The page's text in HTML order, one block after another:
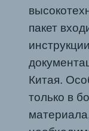
пакет
Китая.
только в